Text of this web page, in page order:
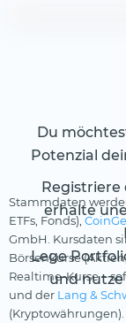
Du
Potenzial
Registriere
erhalte
Lege
und nutze
Stammdaten
ETFs, Fonds),
GmbH. Kursdaten
Börsenkurse
Realtime-Kurse –
und der Lang &
(Kryptowährungen).